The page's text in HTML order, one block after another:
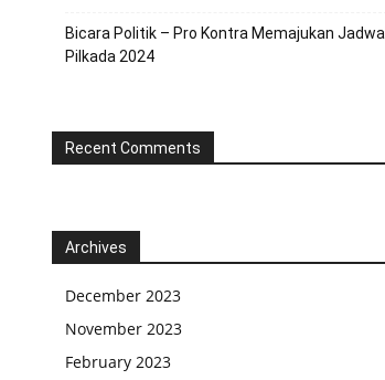
Bicara Politik – Pro Kontra Memajukan Jadwal
Pilkada 2024
Recent Comments
Archives
December 2023
November 2023
February 2023